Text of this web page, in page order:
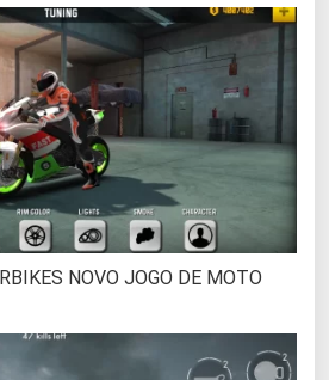
NOVO JOGO DE MOTO